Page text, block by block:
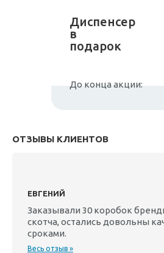
Диспенсер
в
подарок
До конца акции:
ОТЗЫВЫ КЛИЕНТОВ
ЕВГЕНИЙ
Заказывали 30 коробок
скотча, остались довольны
сроками.
Весь отзыв »